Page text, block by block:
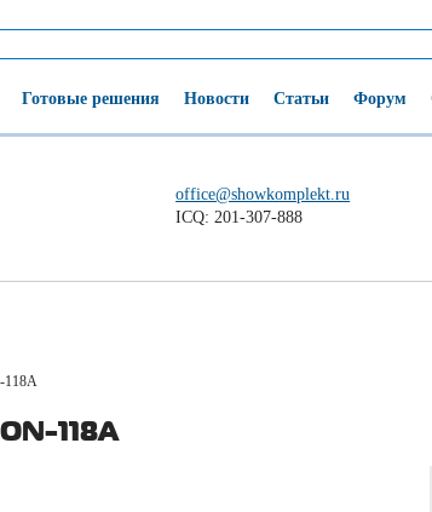
Готовые решения Новости Статьи Форум
office@showkomplekt.ru
ICQ: 201-307-888
118A
118A